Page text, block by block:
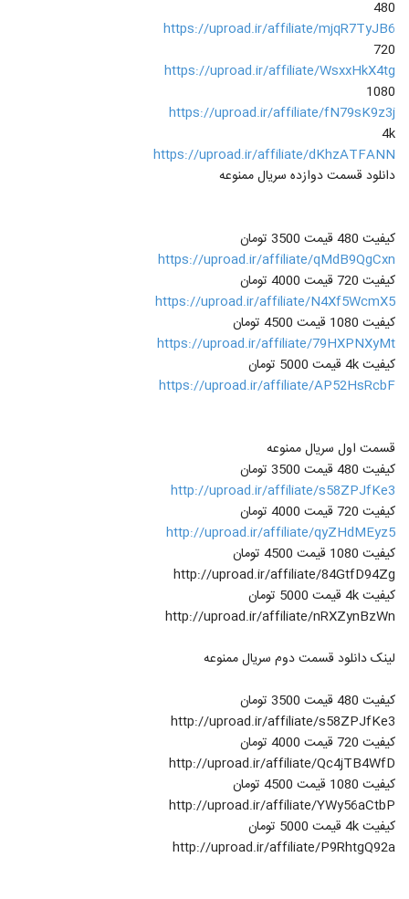
480
https://uproad.ir/affiliate/mjqR7TyJB6
720
https://uproad.ir/affiliate/WsxxHkX4tg
1080
https://uproad.ir/affiliate/fN79sK9z3j
4k
https://uproad.ir/affiliate/dKhzATFANN
دانلود قسمت دوازده سریال ممنوعه
کیفیت 480 قیمت 3500 تومان
https://uproad.ir/affiliate/qMdB9QgCxn
کیفیت 720 قیمت 4000 تومان
https://uproad.ir/affiliate/N4Xf5WcmX5
کیفیت 1080 قیمت 4500 تومان
https://uproad.ir/affiliate/79HXPNXyMt
کیفیت 4k قیمت 5000 تومان
https://uproad.ir/affiliate/AP52HsRcbF
قسمت اول سریال ممنوعه
کیفیت 480 قیمت 3500 تومان
http://uproad.ir/affiliate/s58ZPJfKe3
کیفیت 720 قیمت 4000 تومان
http://uproad.ir/affiliate/qyZHdMEyz5
کیفیت 1080 قیمت 4500 تومان
http://uproad.ir/affiliate/84GtfD94Zg
کیفیت 4k قیمت 5000 تومان
http://uproad.ir/affiliate/nRXZynBzWn
لینک دانلود قسمت دوم سریال ممنوعه
کیفیت 480 قیمت 3500 تومان
http://uproad.ir/affiliate/s58ZPJfKe3
کیفیت 720 قیمت 4000 تومان
http://uproad.ir/affiliate/Qc4jTB4WfD
کیفیت 1080 قیمت 4500 تومان
http://uproad.ir/affiliate/YWy56aCtbP
کیفیت 4k قیمت 5000 تومان
http://uproad.ir/affiliate/P9RhtgQ92a